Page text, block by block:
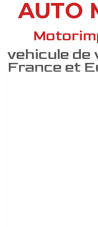
AUTO
vehicule de
France et